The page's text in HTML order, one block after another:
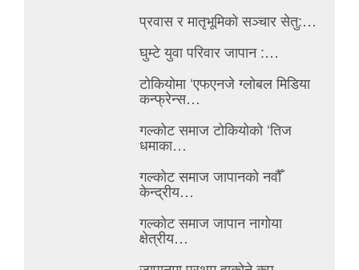
प्रवास र मातृभूमिको सञ्चार सेतु:…
घुम्टे युवा परिवार जापान :…
टोकियोमा ‘एफएनजे ग्लोबल मिडिया
कन्फ्रेन्स…
गल्कोट समाज टोकियोको ‘तिज
धमाका…
गल्कोट समाज जापानको नवौँ
केन्द्रीय…
गल्कोट समाज जापान नागोया
क्षेत्रीय…